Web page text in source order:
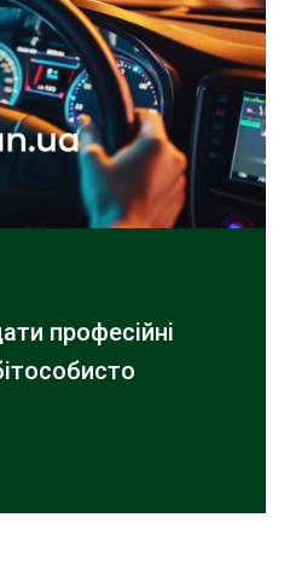
професійні
особисто